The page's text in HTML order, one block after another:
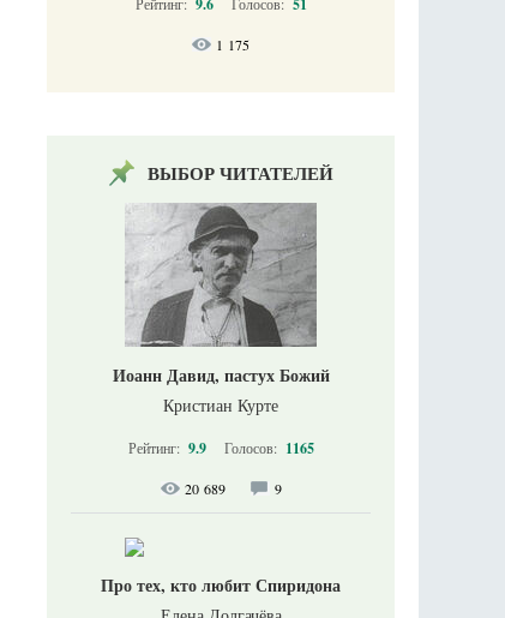
1 175
ВЫБОР ЧИТАТЕЛЕЙ
Иоанн Давид, пастух Божий
Кристиан Курте
Рейтинг: 9.9 Голосов: 1165
20 689 9
Про тех, кто любит Спиридона